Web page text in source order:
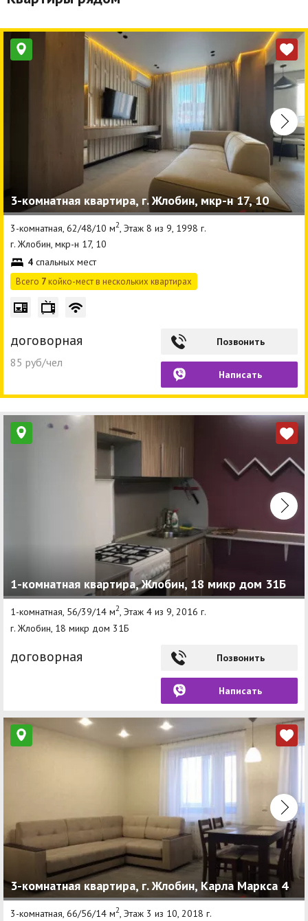
3-комнатная квартира, г. Жлобин, мкр-н 17, 10
3-комнатная, 62/48/10 м2 , Этаж 8 из 9, 1998 г.
г. Жлобин, мкр-н 17, 10
4 спальных мест
Всего 7 койко-мест в нескольких квартирах
договорная
85 руб/чел
Позвонить
Написать
1-комнатная квартира, Жлобин, 18 микр дом 31Б
1-комнатная, 56/39/14 м2, Этаж 4 из 9, 2016 г.
г. Жлобин, 18 микр дом 31Б
договорная Позвонить
Написать
3-комнатная квартира, г. Жлобин, Карла Маркса 4
3-комнатная, 66/56/14 м2, Этаж 3 из 10, 2018 г.